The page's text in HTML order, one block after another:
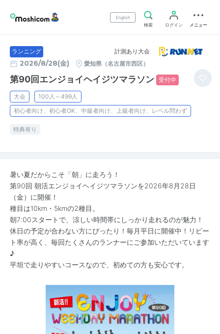
English
検索
ログイン メニュー
ランニング 計測あり大会
2026/8/28(金) 愛知県（名古屋市西区）
第90回エンジョイヘイジツマラソン 受付中
大会
100人～499人
初心者向け、初心者OK、中級者向け、上級者向け、レベル問わず
特典有り
暑い夏だからこそ「朝」に走ろう！
第90回 朝活エンジョイヘイジツマラソンを2026年8月28日
（金）に開催！
種目は10km・5kmの2種目。
朝7:00スタートで、涼しい時間帯にしっかり走れるのが魅力！
休日の予定が合わない方にぴったり！毎月平日に開催中！リピー
ト率が高く、毎回たくさんのランナーにご参加いただいています
♪
平坦で走りやすいコースなので、初めての方も安心です。